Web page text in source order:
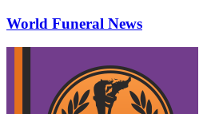
World Funeral News